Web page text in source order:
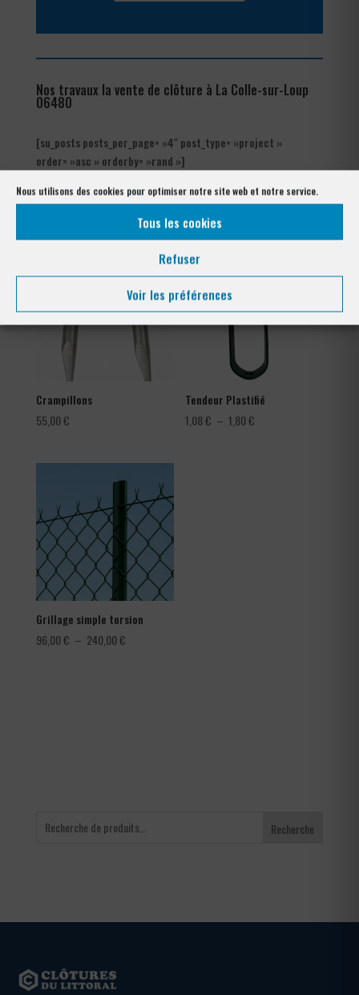
Nous utilisons des cookies pour optimiser notre site web et notre service.
Tous les cookies
Refuser
Voir les préférences
Nos travaux la vente de clôture à La Colle-sur-Loup
06480
[su_posts posts_per_page= »4″ post_type= »project »
order= »asc » orderby= »rand »]
Notre gamme pour la pose
à La Colle-sur-Loup 06480
Crampillons
55,00€
Tendeur Plastifié
1,08€ – 1,80€
Grillage simple torsion
96,00€ – 240,00€Plage
Recherche